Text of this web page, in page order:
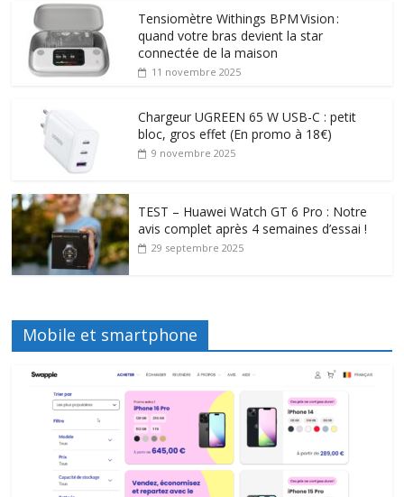
Tensiomètre Withings BPM Vision :
quand votre bras devient la star
connectée de la maison
11 novembre 2025
Chargeur UGREEN 65 W USB-C : petit
bloc, gros effet (En promo à 18€)
9 novembre 2025
TEST – Huawei Watch GT 6 Pro : Notre
avis complet après 4 semaines d’essai !
29 septembre 2025
Mobile et smartphone